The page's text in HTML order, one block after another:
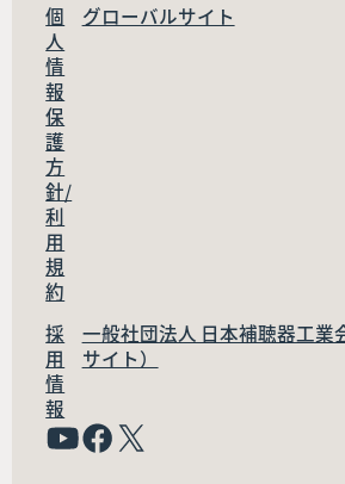
個
人
情
報
保
護
方
針/
利
用
規
約
グローバルサイト
採
用
情
報
一般社団法人 日本補聴器工業
サイト）